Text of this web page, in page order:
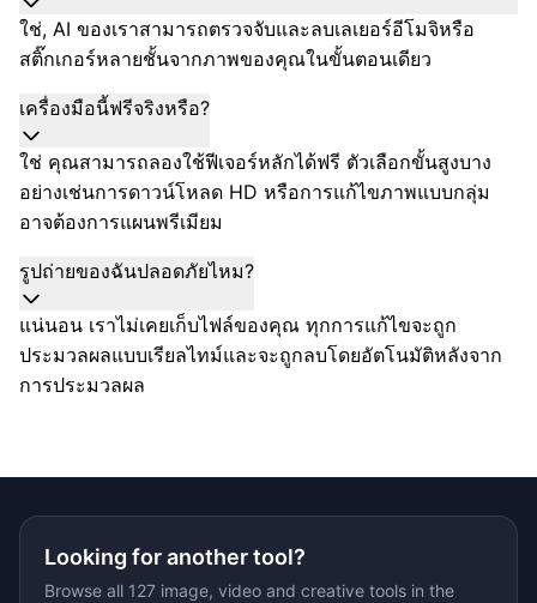
ใช่, AI ของเราสามารถตรวจจับและลบเลเยอร์อีโมจิหรือ
สติ๊กเกอร์หลายชั้นจากภาพของคุณในขั้นตอนเดียว
เครื่องมือนี้ฟรีจริงหรือ?
ใช่ คุณสามารถลองใช้ฟีเจอร์หลักได้ฟรี ตัวเลือกขั้นสูงบาง
อย่างเช่นการดาวน์โหลด HD หรือการแก้ไขภาพแบบกลุ่ม
อาจต้องการแผนพรีเมียม
รูปถ่ายของฉันปลอดภัยไหม?
แน่นอน เราไม่เคยเก็บไฟล์ของคุณ ทุกการแก้ไขจะถูก
ประมวลผลแบบเรียลไทม์และจะถูกลบโดยอัตโนมัติหลังจาก
การประมวลผล
Looking for another tool?
Browse all 127 image, video and creative tools in the